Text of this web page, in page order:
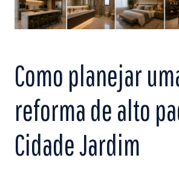
Como planejar
reforma de alto
Cidade Jardim